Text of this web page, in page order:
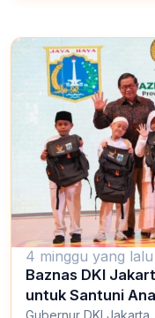
4 minggu yang lalu
Baznas DKI
untuk Santuni
Gubernur DKI